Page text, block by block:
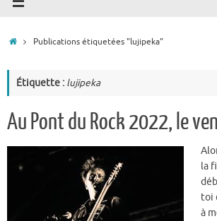
AccueilPublications étiquetées "lujipeka"
Étiquette : lujipeka
Au Pont du Rock 2022, le
la
toi
à